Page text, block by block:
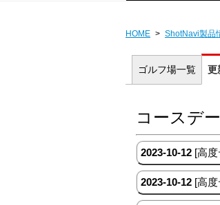
HOME > ShotNavi製品
ゴルフ場一覧 更
コースデ
2023-10-12 [高
2023-10-12 [高